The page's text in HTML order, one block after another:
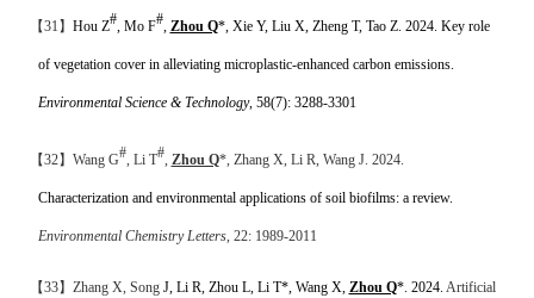
【31 】 Hou Z#, Mo F#, Zhou Q*, Xie Y, Liu X, Zheng T, Tao Z. 2024. Key role
of vegetation cover in alleviating microplastic-enhanced carbon emissions.
Environmental Science & Technology, 58(7): 3288-3301
【32】 Wang G#, Li T#, Zhou Q*, Zhang X, Li R, Wang J. 2024.
Characterization and environmental applications of soil biofilms: a review.
Environmental Chemistry Letters, 22: 1989-2011
【33】 Zhang X, Song J, Li R, Zhou L, Li T*, Wang X, Zhou Q*. 2024. Artificial